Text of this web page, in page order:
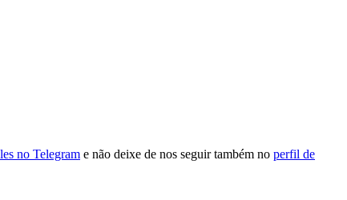
no Telegram e não deixe de nos seguir também no perfil de